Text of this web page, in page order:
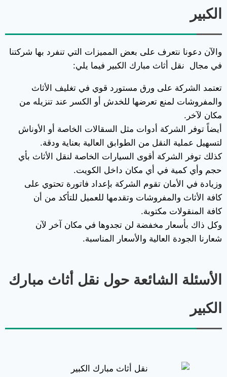
الكبير
والآن دعونا نتعرف على بعض المميزات التي تنفرد بها شركتنا
في مجال نقل أثاث مبارك الكبير فيما يلي:
تعتمد الشركة على ورق مستورد قوي في تغليف الأثاث
والمفروشات لمنع تعرضها للخدش أو الكسر عند تنزيله من
مكان لآخر.
أيضاً توفر الشركة أدوات مثل السقالات الخاصة أو الأوناش
لتسهيل عملية النقل من الطوابق العالية بعناية ودقة.
كذلك توفر الشركة أقوى السيارات الخاصة لنقل الأثاث بأي
حجم وأي كمية في أي مكان داخل الكويت.
وزيادة في الأمان تقوم الشركة بإعداد فاتورة تحتوي على
كافة الأثاث والمفروشات وتقدمها للعميل للتأكد من أن
كافة المنقولات مكتوبة.
وكل ذاك بأسعار مخفضة لن تجدوها في مكان آخر لآن
شعارنا الجودة العالية والأسعار المناسبة.
الأسئلة الشائعة حول نقل أثاث مبارك
الكبير